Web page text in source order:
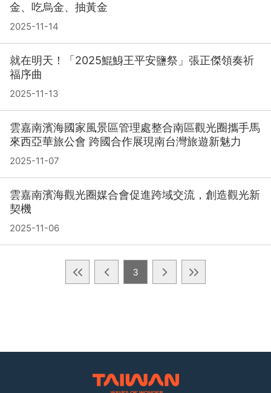
金、吃烏金、抽黃金
2025-11-14
就在明天！「2025鯤鯓王平安鹽祭」張正傑領奏祈
福序曲
2025-11-13
雲嘉南濱海國家風景區管理處整合南區觀光圈攜手馬
來西亞華旅公會 跨國合作展現南台灣旅遊新魅力
2025-11-07
雲嘉南濱海觀光圈媒合會促進跨域交流，創造觀光新
契機
2025-11-06
3